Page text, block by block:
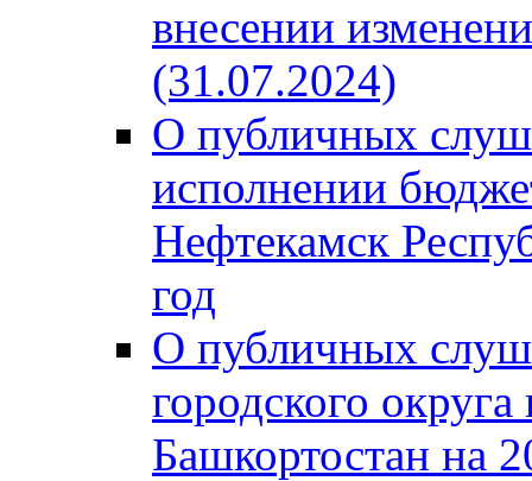
внесении
(31.07.2024)
О публичных
исполнении
Нефтекамск
год
О публичных
городского
Башкортостан на